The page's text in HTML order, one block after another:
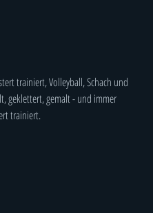
trainiert, Volleyball, Schach und
geklettert, gemalt - und immer
trainiert.